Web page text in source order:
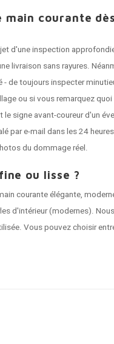
courante
d'une inspection
livraison sans rayures.
- de toujours inspecter
ou si vous remarquez
signe avant-coureur d'un
e-mail dans les 24
du dommage réel.
ou lisse ?
courante élégante,
d'intérieur (modernes).
Vous pouvez choisir